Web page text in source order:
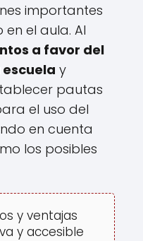
importantes
el aula. Al
a favor del
y
pautas
el uso del
en cuenta
los posibles
y ventajas
y accesible